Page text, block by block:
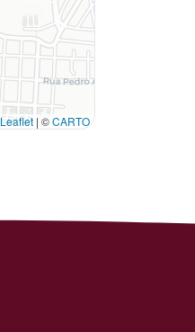
Leaflet | ©CARTO